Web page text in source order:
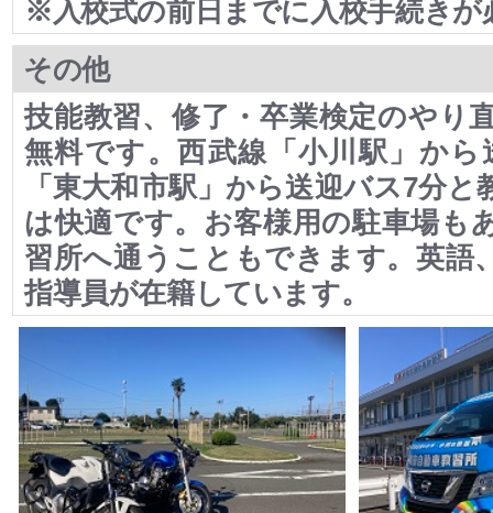
※入校式の前日までに入校手続きが
その他
技能教習、修了・卒業検定のやり
無料です。西武線「小川駅」から
「東大和市駅」から送迎バス7分と
は快適です。お客様用の駐車場も
習所へ通うこともできます。英語
指導員が在籍しています。